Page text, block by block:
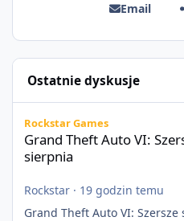
Email
Ostatnie dyskusje
Rockstar Games
Grand Theft Auto VI:
sierpnia
Rockstar · 19 godzin temu
Grand Theft Auto VI: